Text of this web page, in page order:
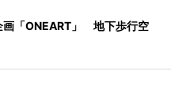
画「ONEART」 地下歩行空